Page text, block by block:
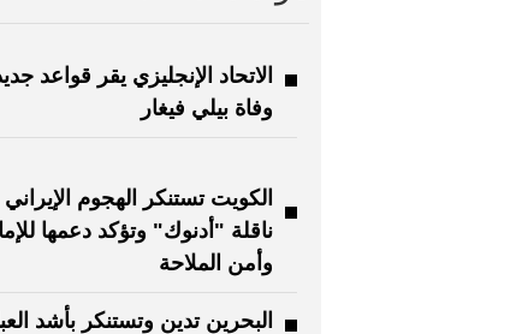
الاتحاد الإنجليزي يقر قواعد
وفاة بيلي فيغار
الكويت تستنكر الهجوم
ناقلة "أدنوك" وتؤكد دعمها
وأمن الملاحة
البحرين تدين وتستنكر بأشد